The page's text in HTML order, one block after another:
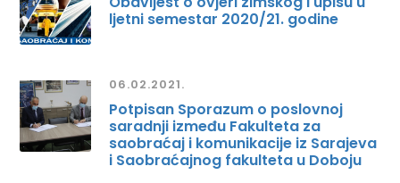
ljetni semestar 2020/21. godine
06.02.2021.
Potpisan Sporazum o poslovnoj
saradnji između Fakulteta za
saobraćaj i komunikacije iz Sarajeva
i Saobraćajnog fakulteta u Doboju